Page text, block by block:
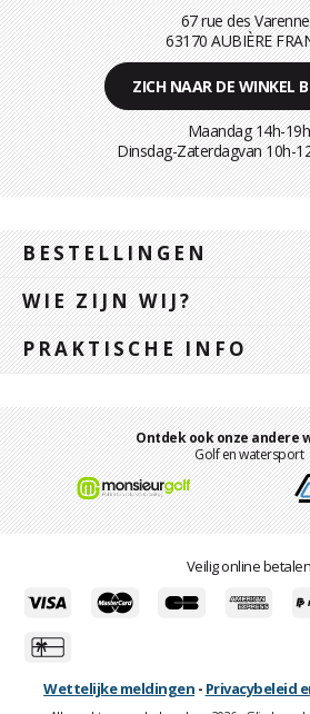
67 rue des
63170 AUBIÈRE
ZICH NAAR DE WINKEL
Maandag 14h-19h
Dinsdag-Zaterdagvan 10h-
BESTELLINGEN
WIE ZIJN WIJ?
PRAKTISCHE INFO
Ontdek ook onze andere
Golf en watersport
Veilig online betalen
Wettelijke meldingen - Privacybeleid